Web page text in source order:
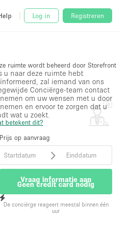
Log in Registreren
ruimte wordt beheerd door Storefront
u naar deze ruimte hebt
zal iemand van ons
Conciërge-team contact
om uw wensen met u door
en ervoor te zorgen dat u
wat u zoekt.
betekent dit?
Prijs op aanvraag
Vraag informatie aan
Geen credit card nodig
De conciërge reageert meestal binnen één
uur